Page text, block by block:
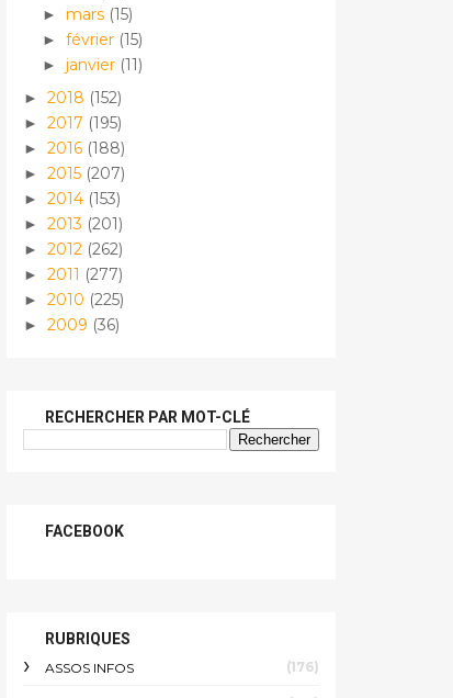
► mars (15)
► février (15)
► janvier (11)
► 2018 (152)
► 2017 (195)
► 2016 (188)
► 2015 (207)
► 2014 (153)
► 2013 (201)
► 2012 (262)
► 2011 (277)
► 2010 (225)
► 2009 (36)
RECHERCHER PAR MOT-CLÉ
FACEBOOK
RUBRIQUES
ASSOS INFOS (176)